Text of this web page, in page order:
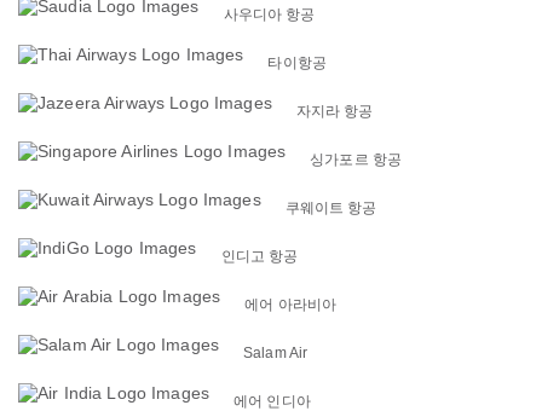
사우디아 항공
타이항공
자지라 항공
싱가포르 항공
쿠웨이트 항공
인디고 항공
에어 아라비아
Salam Air
에어 인디아